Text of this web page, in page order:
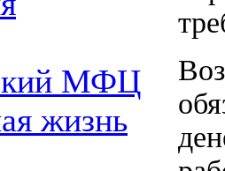
МФЦ
жизнь